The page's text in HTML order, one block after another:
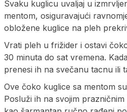
Svaku kuglicu uvaljaj u
mentom, osiguravajući
obložene kuglice na pleh
Vrati pleh u frižider i ostavi
30 minuta do sat vremena.
prenesi ih na svečanu tacnu ili
Ove čoko kuglice sa mentom
Posluži ih na svojim